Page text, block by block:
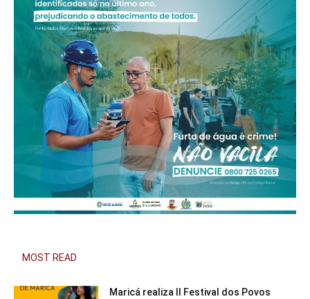
MOST READ
Maricá realiza II Festival dos Povos